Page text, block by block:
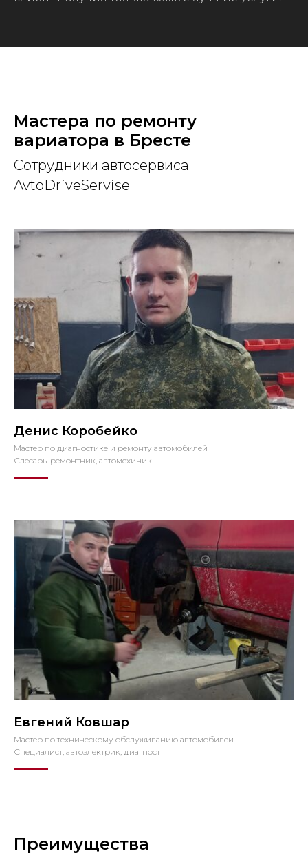
Мастера по ремонту
вариатора в Бресте
Сотрудники автосервиса
AvtoDriveServise
Денис Коробейко
Мастер по диагностике и ремонту автомобилей
Слесарь-ремонтник, автомехиник
Евгений Ковшар
Мастер по техническому обслуживанию автомобилей
Специалист, автоэлектрик, диагност
Преимущества